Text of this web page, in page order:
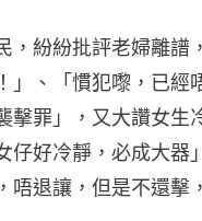
，紛紛批評老婦離譜
」、「慣犯嚟，已經
擊罪」，又大讚女生
仔好冷靜，必成大器
唔退讓，但是不還擊